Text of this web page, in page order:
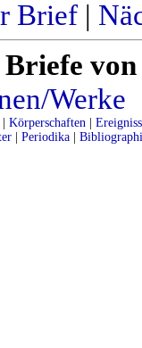
Brief |
Briefe
Werke
Körperschaften
Periodika